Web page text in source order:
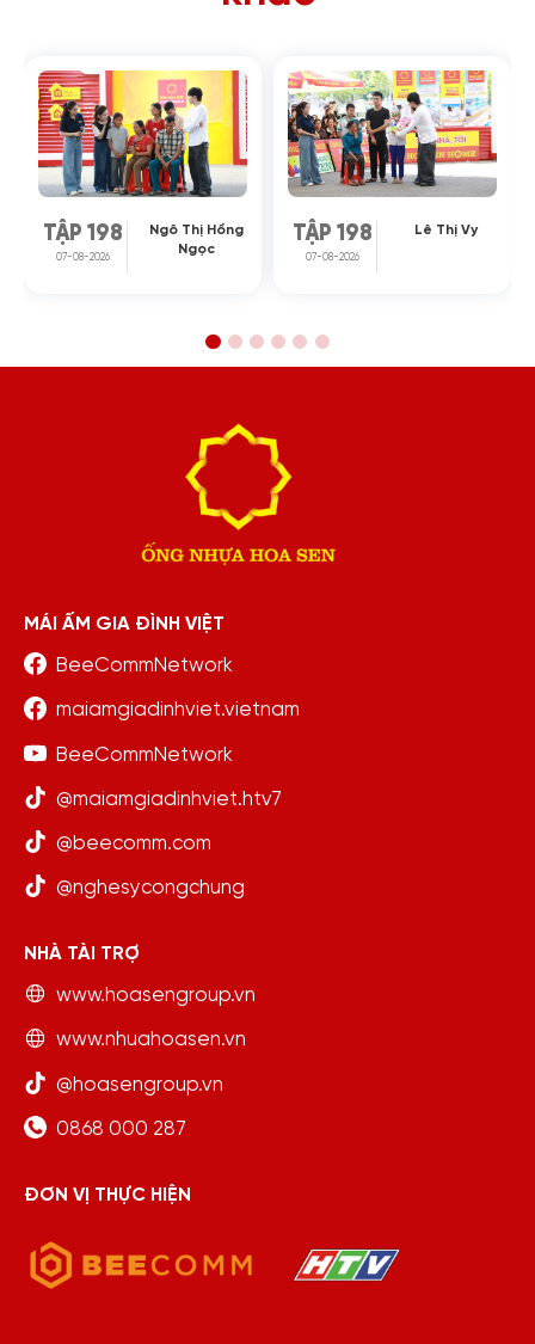
TẬP 198
07-08-2026
Ngô Thị Hồng
Ngọc
TẬP 198
07-08-2026
Lê Thị Vy
MÁI ẤM GIA ĐÌNH VIỆT
BeeCommNetwork
maiamgiadinhviet.vietnam
BeeCommNetwork
@maiamgiadinhviet.htv7
@beecomm.com
@nghesycongchung
NHÀ TÀI TRỢ
www.hoasengroup.vn
www.nhuahoasen.vn
@hoasengroup.vn
0868 000 287
ĐƠN VỊ THỰC HIỆN